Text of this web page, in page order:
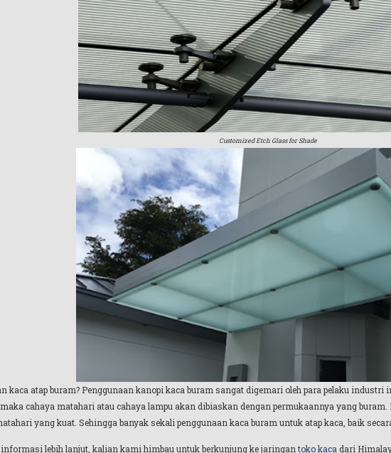
Customized Etch Glass for Shade
kaca atap buram? Penggunaan kanopi kaca buram sangat digemari oleh para pelaku
cahaya matahari atau cahaya lampu akan dibiaskan dengan permukaannya yang
yang kuat. Sehingga banyak sekali penggunaan kaca buram untuk atap kaca, baik
lebih lanjut, kalian kami himbau untuk berkunjung ke jaringantoko kaca dari